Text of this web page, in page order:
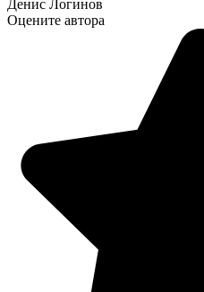
Денис Логинов
Оцените автора